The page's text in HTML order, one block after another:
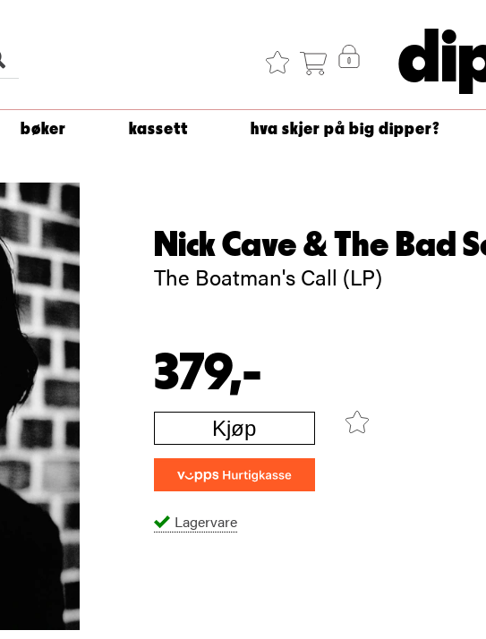
bøker kassett hva skjer på big dipper?
Nick Cave & The Bad
The Boatman's Call (LP)
379,-
Kjøp
Lagervare